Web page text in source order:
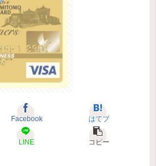
Facebook はてブ
LINE コピー